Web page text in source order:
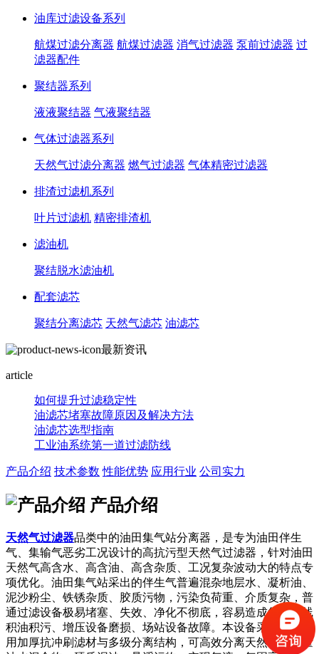
油库过滤设备系列
航煤过滤分离器 航煤过滤器 消气过滤器 泵前过滤器 过
滤器配件
聚结器系列
液液聚结器 气液聚结器
气体过滤器系列
天然气过滤分离器 燃气过滤器 气体精密过滤器
排渣过滤机系列
叶片过滤机 精密排渣机
滤油机
聚结脱水滤油机
配套滤芯
聚结分离滤芯 天然气滤芯 油滤芯
最新资讯
article
如何提升过滤稳定性
油滤芯堵塞故障原因及解决方法
油滤芯选型指南
工业油系统第一道过滤防线
产品介绍 技术参数 性能优势 应用行业 公司实力
产品介绍
天然气过滤器品类中的油田集气站分离器，是专为油田伴生
气、集输气恶劣工况设计的高抗污型天然气过滤器，针对油田
天然气高含水、高含油、高含杂质、工况复杂波动大的特点专
项优化。油田集气站采出的伴生气普遍混杂地层水、凝析油、
泥沙粉尘、铁锈杂质、胶质污物，污染负荷重、介质复杂，普
通过滤设备极易堵塞、失效、净化不彻底，容易造成集输管线
积油积污、增压设备磨损、场站设备故障。本设备采用油田专
用加厚抗冲刷滤材与多级分离结构，可高效分离天然气中大量